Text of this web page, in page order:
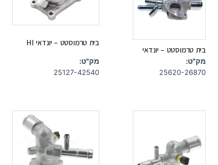
בית טרמוסטט – יונדאי
מק"ט:
25620-26870
בית טרמוסטט – יונדאי HI
מק"ט:
25127-42540